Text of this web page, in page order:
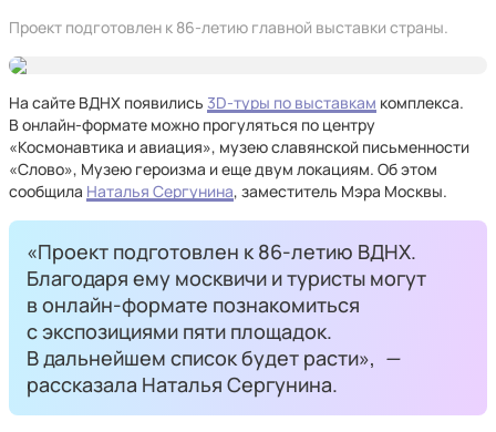
Проект подготовлен к 86-летию главной выставки страны.
На сайте ВДНХ появились 3D-туры по выставкам комплекса.
В онлайн-формате можно прогуляться по центру
«Космонавтика и авиация», музею славянской письменности
«Слово», Музею героизма и еще двум локациям. Об этом
сообщила Наталья Сергунина, заместитель Мэра Москвы.
«Проект подготовлен к 86-летию ВДНХ.
Благодаря ему москвичи и туристы могут
в онлайн-формате познакомиться
с экспозициями пяти площадок.
В дальнейшем список будет расти», —
рассказала Наталья Сергунина.